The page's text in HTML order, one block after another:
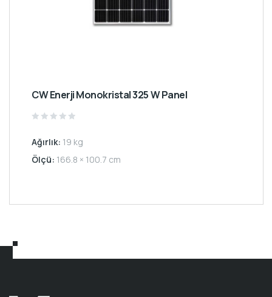
CW Enerji Monokristal 325 W Panel
out
of
5
Ağırlık: 19 kg
Ölçü: 166.8 × 100.7 cm